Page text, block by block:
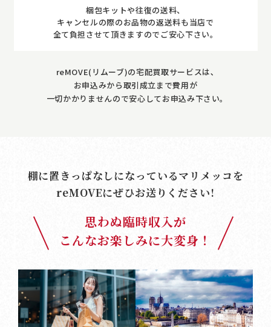
梱包キットや往復の送料、
キャンセルの際のお品物の返送料も当店で
全て負担させて頂きますのでご安心下さい。
reMOVE(リムーブ)の宅配買取サービスは､
お申込みから取引成立まで費用が
一切かかりませんので安心してお申込み下さい｡
棚に置きっぱなしになっているマリメッコを
reMOVEにぜひお送りください!
思わぬ臨時収入が
こんなお楽しみに大変身！